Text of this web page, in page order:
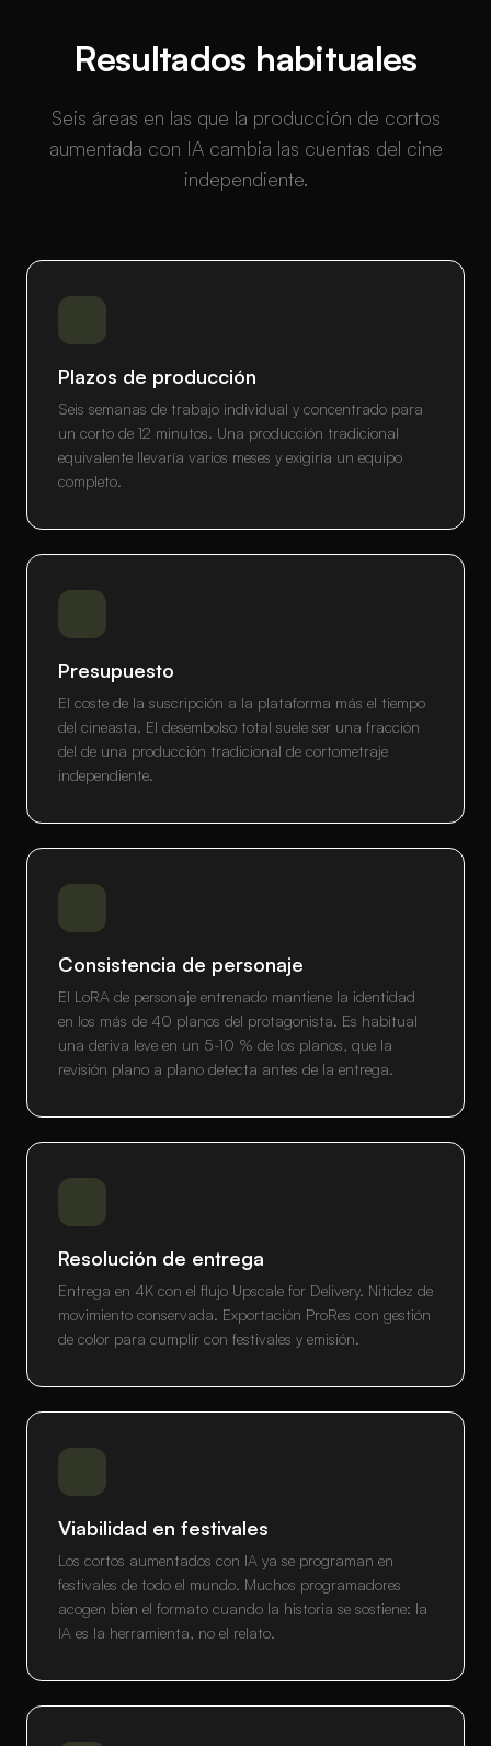
Resultados habituales
Seis áreas en las que la producción de cortos
aumentada con IA cambia las cuentas del cine
independiente.
Plazos de producción
Seis semanas de trabajo individual y concentrado para
un corto de 12 minutos. Una producción tradicional
equivalente llevaría varios meses y exigiría un equipo
completo.
Presupuesto
El coste de la suscripción a la plataforma más el tiempo
del cineasta. El desembolso total suele ser una fracción
del de una producción tradicional de cortometraje
independiente.
Consistencia de personaje
El LoRA de personaje entrenado mantiene la identidad
en los más de 40 planos del protagonista. Es habitual
una deriva leve en un 5-10 % de los planos, que la
revisión plano a plano detecta antes de la entrega.
Resolución de entrega
Entrega en 4K con el flujo Upscale for Delivery. Nitidez de
movimiento conservada. Exportación ProRes con gestión
de color para cumplir con festivales y emisión.
Viabilidad en festivales
Los cortos aumentados con IA ya se programan en
festivales de todo el mundo. Muchos programadores
acogen bien el formato cuando la historia se sostiene: la
IA es la herramienta, no el relato.